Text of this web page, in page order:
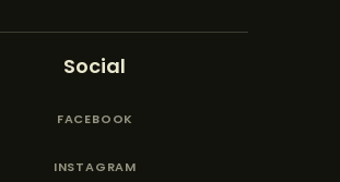
Social
FACEBOOK
INSTAGRAM